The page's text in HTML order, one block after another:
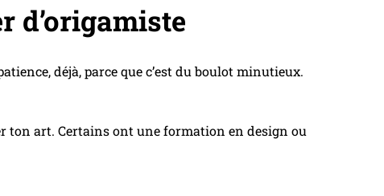
d’origamiste
déjà, parce que c’est du boulot minutieux.
ton art. Certains ont une formation en design ou